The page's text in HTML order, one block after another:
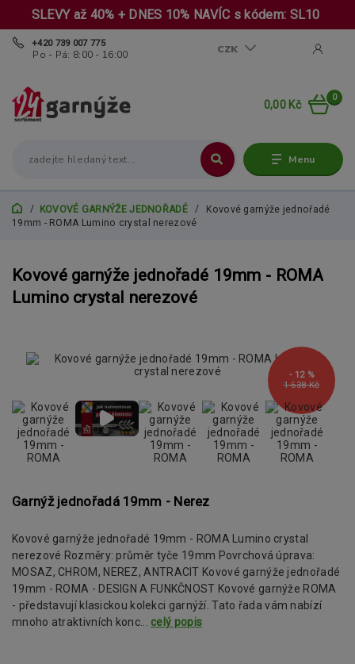
SLEVY až 40% + DNES 10% NAVÍC s kódem: SL10
Menu
CZK
+420 739 007 775
Po - Pá: 8:00 - 16:00
0
0,00 Kč
KOVOVÉ GARNÝŽE JEDNOŘADÉ
Kovové garnýže jednořadé
19mm - ROMA Lumino crystal nerezové
Kovové garnýže jednořadé 19mm - ROMA
Lumino crystal nerezové
1 638 Kč
- 12 %
Garnýž jednořadá 19mm - Nerez
Kovové garnýže jednořadé 19mm - ROMA Lumino crystal
nerezové Rozměry: průměr tyče 19mm Povrchová úprava:
MOSAZ, CHROM, NEREZ, ANTRACIT Kovové garnýže jednořadé
19mm - ROMA - DESIGN A FUNKČNOST Kovové garnýže ROMA
- představují klasickou kolekci garnýží. Tato řada vám nabízí
mnoho atraktivních konc... celý popis